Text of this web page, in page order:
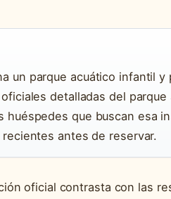
un parque acuático infantil
detalladas del
huéspedes que buscan esa
antes de reservar.
oficial contrasta con las